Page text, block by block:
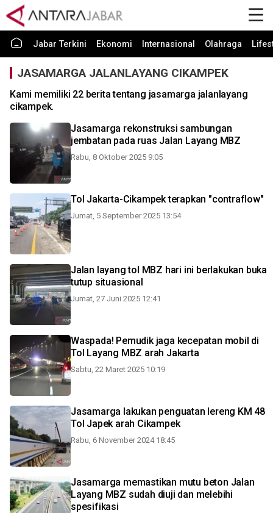
Jabar Terkini Ekonomi Internasional Olahraga
JASAMARGA JALANLAYANG CIKAMPEK
Kami memiliki 22 berita tentang jasamarga jalanlayang
cikampek.
Jasamarga rekonstruksi sambungan
jembatan pada ruas Jalan Layang MBZ
Rabu, 8 Oktober 2025 9:05
Tol Jakarta-Cikampek terapkan "contraflow"
Jumat, 5 September 2025 13:54
Jalan layang tol MBZ hari ini berlakukan buka
tutup situasional
Jumat, 27 Juni 2025 12:41
Waspada! Pemudik jaga kecepatan mobil di
Tol Layang MBZ arah Jakarta
Sabtu, 22 Maret 2025 10:19
Jasamarga lakukan penguatan lereng KM 48
Tol Japek arah Cikampek
Rabu, 6 November 2024 18:45
Jasamarga memastikan mutu beton Jalan
Layang MBZ sudah diuji dan melebihi
spesifikasi